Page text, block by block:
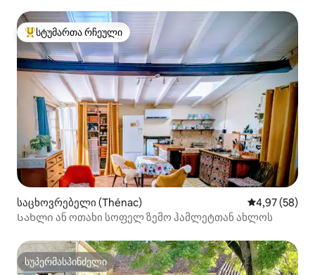
სტუმართა რჩეული მოწინავე ვარიანტი
სტუმართა რჩეული
საცხოვრებელი (Thénac) საშუალო
4,97 (58)
Სახლი ან ოთახი სოფელ ზემო ჰამლეტთან ახლოს
სუპერმასპინძელი
სუპერმასპინძელი